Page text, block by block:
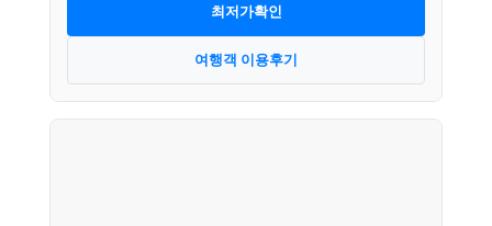
최저가확인
여행객 이용후기